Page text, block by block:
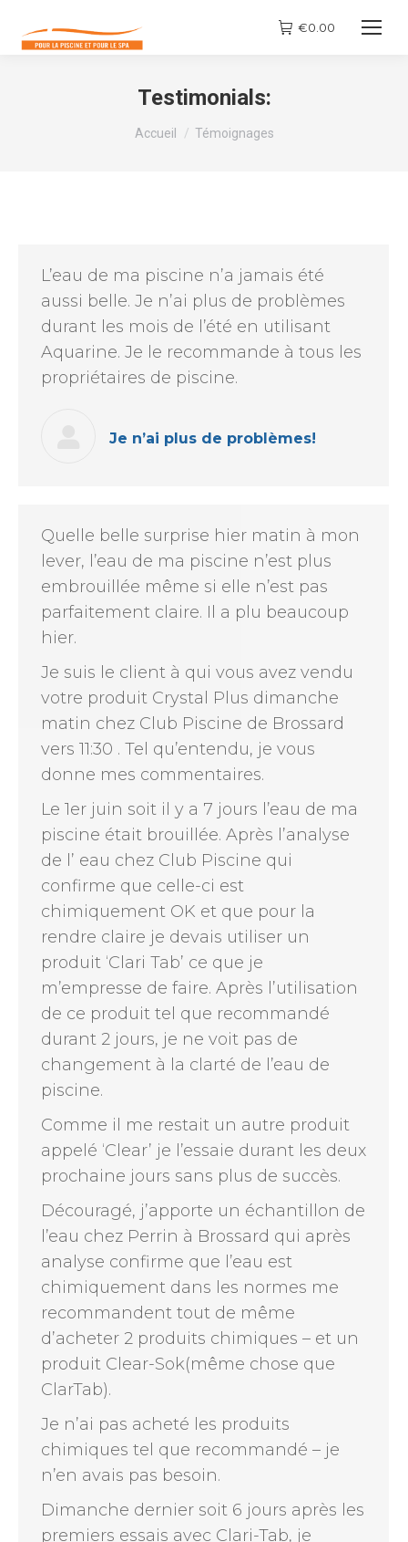
€0.00
Testimonials:
Vous êtes ici :
Accueil Témoignages
L’eau de ma piscine n’a jamais été
aussi belle. Je n’ai plus de problèmes
durant les mois de l’été en utilisant
Aquarine. Je le recommande à tous les
propriétaires de piscine.
Je n’ai plus de problèmes!
Quelle belle surprise hier matin à mon
lever, l’eau de ma piscine n’est plus
embrouillée même si elle n’est pas
parfaitement claire. Il a plu beaucoup
hier.
Je suis le client à qui vous avez vendu
votre produit Crystal Plus dimanche
matin chez Club Piscine de Brossard
vers 11:30 . Tel qu’entendu, je vous
donne mes commentaires.
Le 1er juin soit il y a 7 jours l’eau de ma
piscine était brouillée. Après l’analyse
de l’ eau chez Club Piscine qui
confirme que celle-ci est
chimiquement OK et que pour la
rendre claire je devais utiliser un
produit ‘Clari Tab’ ce que je
m’empresse de faire. Après l’utilisation
de ce produit tel que recommandé
durant 2 jours, je ne voit pas de
changement à la clarté de l’eau de
piscine.
Comme il me restait un autre produit
appelé ‘Clear’ je l’essaie durant les deux
prochaine jours sans plus de succès.
Découragé, j’apporte un échantillon de
l’eau chez Perrin à Brossard qui après
analyse confirme que l’eau est
chimiquement dans les normes me
recommandent tout de même
d’acheter 2 produits chimiques – et un
produit Clear-Sok(même chose que
ClarTab).
Je n’ai pas acheté les produits
chimiques tel que recommandé – je
n’en avais pas besoin.
Dimanche dernier soit 6 jours après les
premiers essais avec Clari-Tab, je